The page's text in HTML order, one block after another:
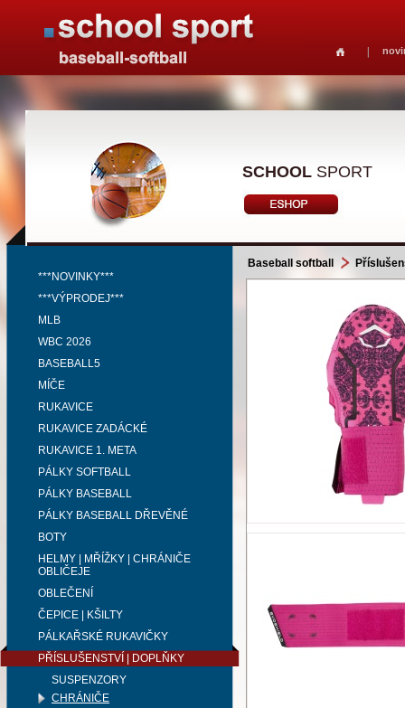
SCHOOL SPORT
***NOVINKY***
***VÝPRODEJ***
MLB
WBC 2026
BASEBALL5
MÍČE
RUKAVICE
RUKAVICE ZADÁCKÉ
RUKAVICE 1. META
PÁLKY SOFTBALL
PÁLKY BASEBALL
PÁLKY BASEBALL DŘEVĚNÉ
BOTY
HELMY | MŘÍŽKY | CHRÁNIČE
OBLIČEJE
OBLEČENÍ
ČEPICE | KŠILTY
PÁLKAŘSKÉ RUKAVIČKY
PŘÍSLUŠENSTVÍ | DOPLŇKY
SUSPENZORY
CHRÁNIČE
Baseball softball